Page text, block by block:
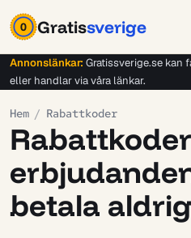
0 Gratissverige
Annonslänkar: Gratissverige.se kan
eller handlar via våra länkar.
Hem / Rabattkoder
betala